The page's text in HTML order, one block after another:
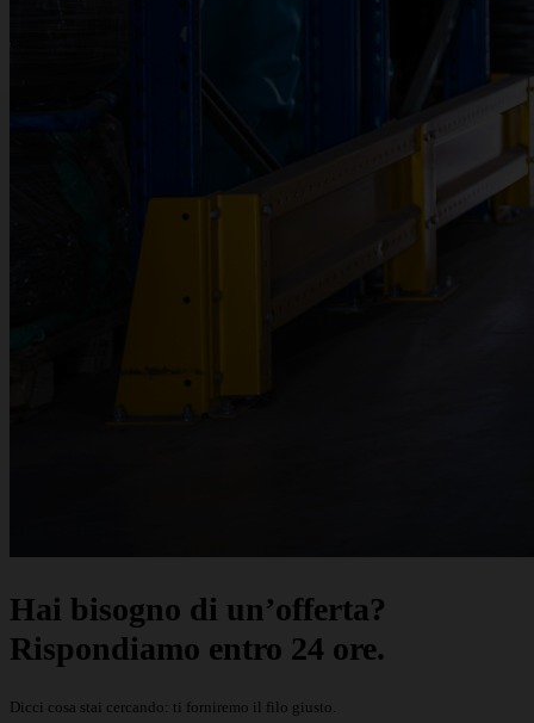
Hai bisogno di un’offerta?
Rispondiamo entro 24 ore.
Dicci cosa stai cercando: ti forniremo il filo giusto.